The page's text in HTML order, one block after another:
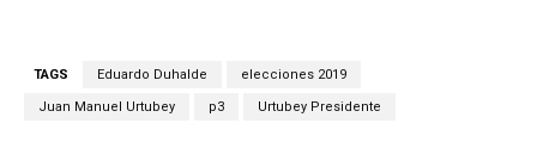
TAGS Eduardo Duhalde elecciones 2019
Juan Manuel Urtubey p3 Urtubey Presidente